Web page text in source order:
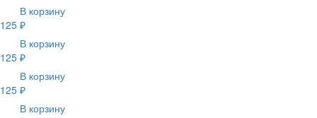
В корзину
125 ₽
В корзину
125 ₽
В корзину
125 ₽
В корзину